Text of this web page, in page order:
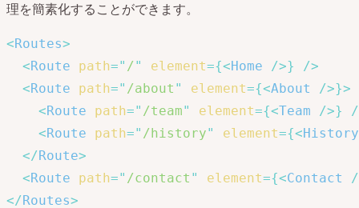
理を簡素化することができます。
<Routes>
<Route path=" /" element={<Home />}
/>
<Route path=" /about " element={<About />}>
<Route path=" /team" element={<Team />}
<Route path=" /history" element={<History
</Route>
<Route path=" /contact " element={<Contact
</Routes>